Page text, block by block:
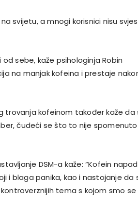
svijetu, a mnogi korisnici nisu
sebe, kaže psihologinja Robin
na manjak kofeina i prestaje
trovanja kofeinom također kaže da
čudeći se što to nije
DSM-a kaže: “Kofein
i blaga panika, kao i nastojanje da
tema s kojom smo se